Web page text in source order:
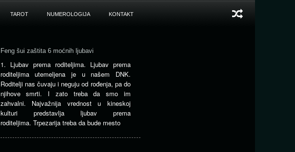
TAROT NUMEROLOGIJA KONTAKT
Feng šui zaštita 6 moćnih ljubavi
1. Ljubav prema roditeljima. Ljubav prema
roditeljima utemeljena je u našem DNK.
Roditelji nas čuvaju i neguju od rođenja, pa do
njihove smrti. I zato treba da smo im
zahvalni. Najvažnija vrednost u kineskoj
kulturi predstavlja ljubav prema
roditeljima. Trpezarija treba da bude mesto